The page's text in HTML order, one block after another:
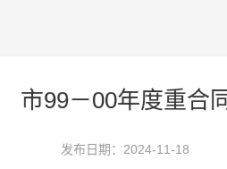
市99－00年度重合
发布日期：2024-11-18